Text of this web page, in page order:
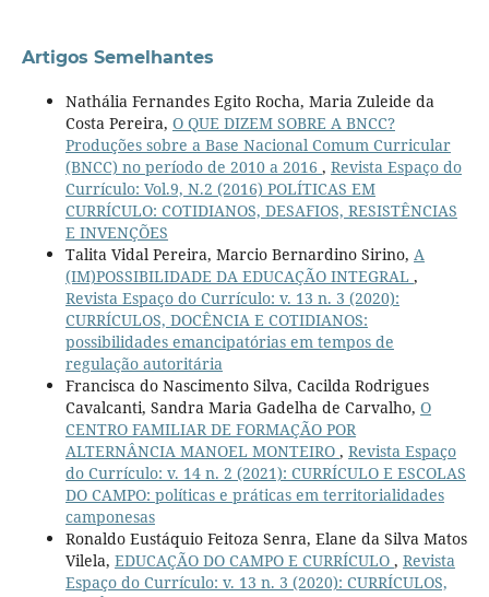
Artigos Semelhantes
Nathália Fernandes Egito Rocha, Maria Zuleide da
Costa Pereira, O QUE DIZEM SOBRE A BNCC?
Produções sobre a Base Nacional Comum Curricular
(BNCC) no período de 2010 a 2016 , Revista Espaço do
Currículo: Vol.9, N.2 (2016) POLÍTICAS EM
CURRÍCULO: COTIDIANOS, DESAFIOS, RESISTÊNCIAS
E INVENÇÕES
Talita Vidal Pereira, Marcio Bernardino Sirino, A
(IM)POSSIBILIDADE DA EDUCAÇÃO INTEGRAL ,
Revista Espaço do Currículo: v. 13 n. 3 (2020):
CURRÍCULOS, DOCÊNCIA E COTIDIANOS:
possibilidades emancipatórias em tempos de
regulação autoritária
Francisca do Nascimento Silva, Cacilda Rodrigues
Cavalcanti, Sandra Maria Gadelha de Carvalho, O
CENTRO FAMILIAR DE FORMAÇÃO POR
ALTERNÂNCIA MANOEL MONTEIRO , Revista Espaço
do Currículo: v. 14 n. 2 (2021): CURRÍCULO E ESCOLAS
DO CAMPO: políticas e práticas em territorialidades
camponesas
Ronaldo Eustáquio Feitoza Senra, Elane da Silva Matos
Vilela, EDUCAÇÃO DO CAMPO E CURRÍCULO , Revista
Espaço do Currículo: v. 13 n. 3 (2020): CURRÍCULOS,